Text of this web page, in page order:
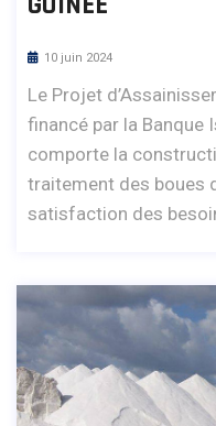
10 juin 2024
Le Projet
financé par la Banque
comporte la
traitement des boues
satisfaction des